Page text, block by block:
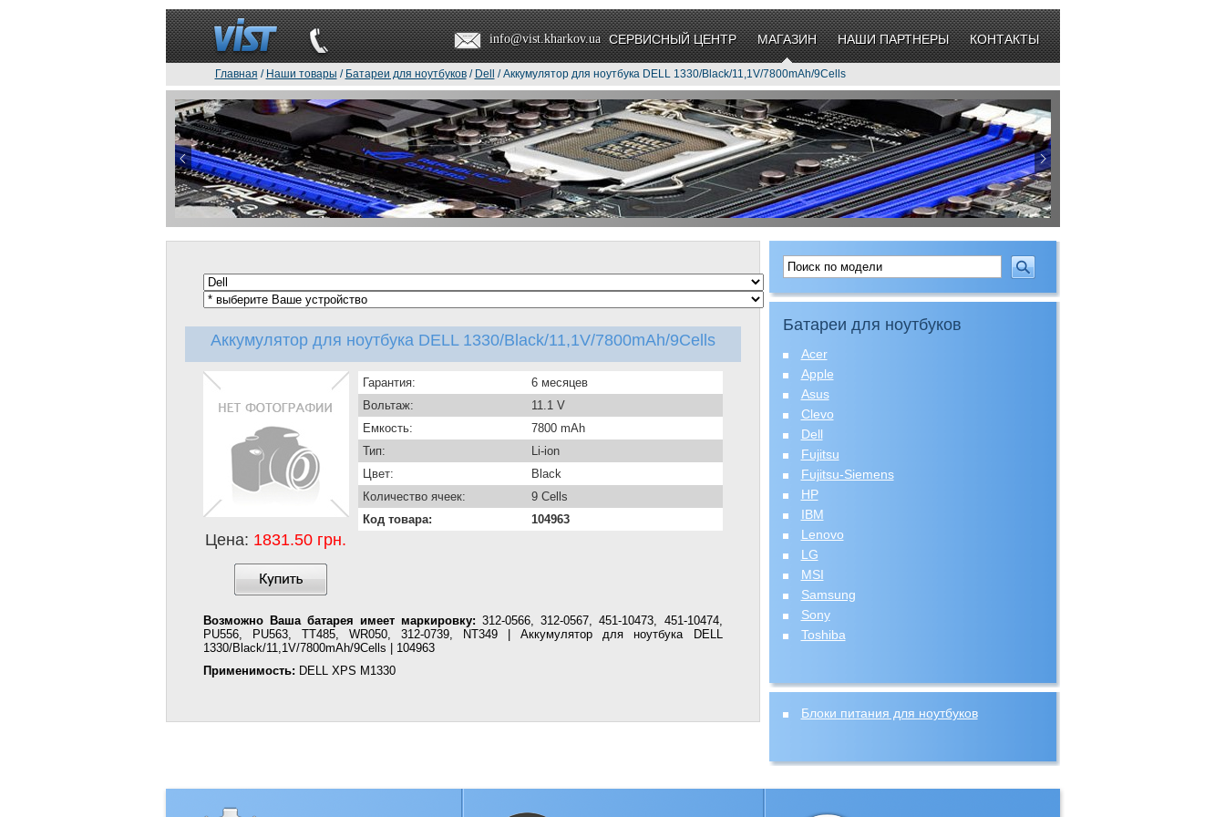
info@vist.kharkov.ua СЕРВИСНЫЙ ЦЕНТР МАГАЗИН НАШИ ПАРТНЕРЫ КОНТАКТЫ
Главная / Наши товары / Батареи для ноутбуков/ Dell / Аккумулятор для ноутбука DELL 1330/Black/11,1V/7800mAh/9Cells
Батареи для ноутбуков
Acer
Apple
Asus
Clevo
Dell
Fujitsu
Fujitsu-Siemens
HP
IBM
Lenovo
LG
MSI
Samsung
Sony
Toshiba
Блоки питания для ноутбуков
Аккумулятор для ноутбука DELL 1330/Black/11,1V/7800mAh/9Cells
Цена: 1831.50 грн.
Гарантия:
6 месяцев
Вольтаж:
11.1 V
Емкость:
7800 mAh
Тип:
Li-ion
Цвет:
Black
Количество ячеек:
9 Cells
Код товара:
104963
Возможно Ваша батарея имеет маркировку: 312-0566, 312-0567, 451-10473, 451-10474,
PU556, PU563, TT485, WR050, 312-0739, NT349 | Аккумулятор для ноутбука DELL
1330/Black/11,1V/7800mAh/9Cells | 104963
Применимость: DELL XPS M1330